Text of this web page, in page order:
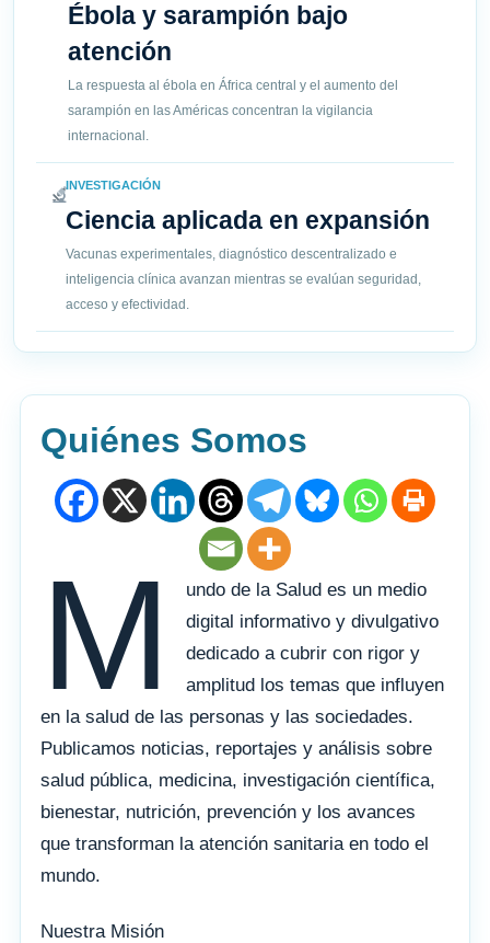
Ébola y sarampión bajo
atención
La respuesta al ébola en África central y el aumento del
sarampión en las Américas concentran la vigilancia
internacional.
INVESTIGACIÓN
Ciencia aplicada en expansión
Vacunas experimentales, diagnóstico descentralizado e
inteligencia clínica avanzan mientras se evalúan seguridad,
acceso y efectividad.
Quiénes Somos
M
undo de la Salud es un medio
digital informativo y divulgativo
dedicado a cubrir con rigor y
amplitud los temas que influyen
en la salud de las personas y las sociedades.
Publicamos noticias, reportajes y análisis sobre
salud pública, medicina, investigación científica,
bienestar, nutrición, prevención y los avances
que transforman la atención sanitaria en todo el
mundo.
Nuestra Misión